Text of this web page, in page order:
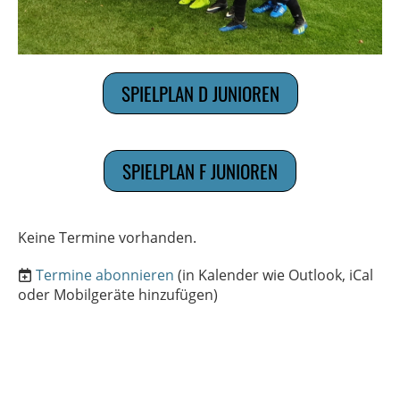
SPIELPLAN D JUNIOREN
SPIELPLAN F JUNIOREN
Keine Termine vorhanden.
Termine abonnieren (in Kalender wie Outlook, iCal
oder Mobilgeräte hinzufügen)